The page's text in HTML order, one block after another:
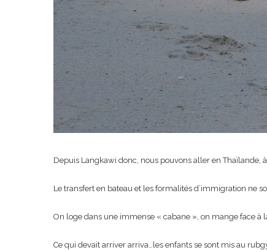
Depuis Langkawi donc, nous pouvons aller en Thaïlande,
Le transfert en bateau et les formalités d’immigration ne
On loge dans une immense « cabane », on mange face
Ce qui devait arriver arriva…les enfants se sont mis au